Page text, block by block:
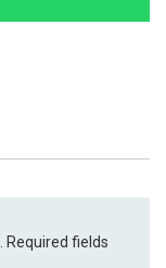
Required fields